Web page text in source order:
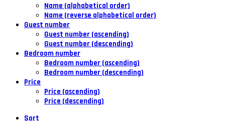
Name (alphabetical order)
Name (reverse alphabetical order)
Guest number
Guest number (ascending)
Guest number (descending)
Bedroom number
Bedroom number (ascending)
Bedroom number (descending)
Price
Price (ascending)
Price (descending)
Sort